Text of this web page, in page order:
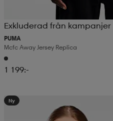
Exkluderad från kampanjer
PUMA
Mcfc Away Jersey Replica
1 199:-
Ny